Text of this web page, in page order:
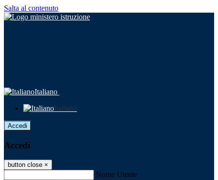
Salta al contenuto
Italiano
Italiano
Accedi
Accedi
button close ×
Nome Utente